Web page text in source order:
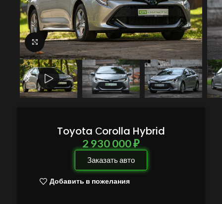
Нажмите, чтобы увеличить
Toyota Сorolla Hybrid
2 930 000₽
Заказать авто
Добавить в пожелания